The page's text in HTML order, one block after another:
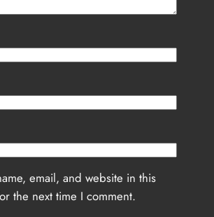
email, and website in this
the next time I comment.